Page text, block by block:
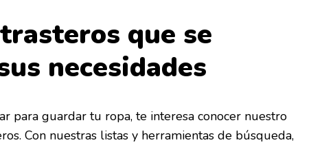
que se
necesidades
para guardar tu ropa, te interesa conocer nuestro
Con nuestras listas y herramientas de búsqueda,